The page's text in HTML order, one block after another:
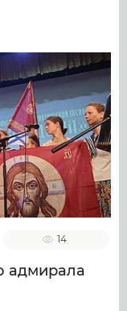
14
адмирала